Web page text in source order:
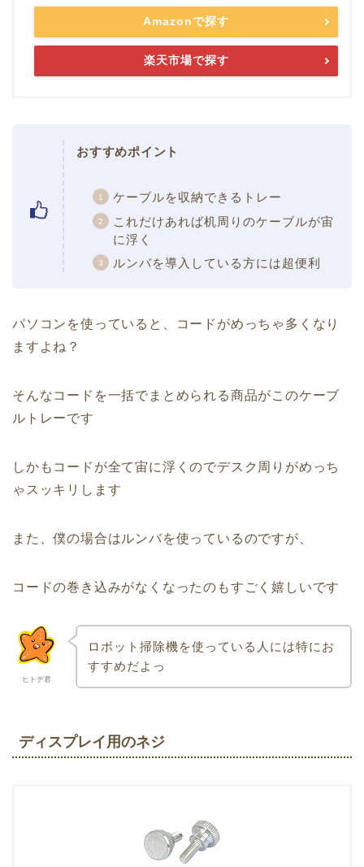
Amazonで探す
楽天市場で探す
おすすめポイント
ケーブルを収納できるトレー
これだけあれば机周りのケーブルが宙
に浮く
ルンバを導入している方には超便利
パソコンを使っていると、コードがめっちゃ多くなり
ますよね？
そんなコードを一括でまとめられる商品がこのケーブ
ルトレーです
しかもコードが全て宙に浮くのでデスク周りがめっち
ゃスッキリします
また、僕の場合はルンバを使っているのですが、
コードの巻き込みがなくなったのもすごく嬉しいです
ヒトデ君
ロボット掃除機を使っている人には特にお
すすめだよっ
ディスプレイ用のネジ